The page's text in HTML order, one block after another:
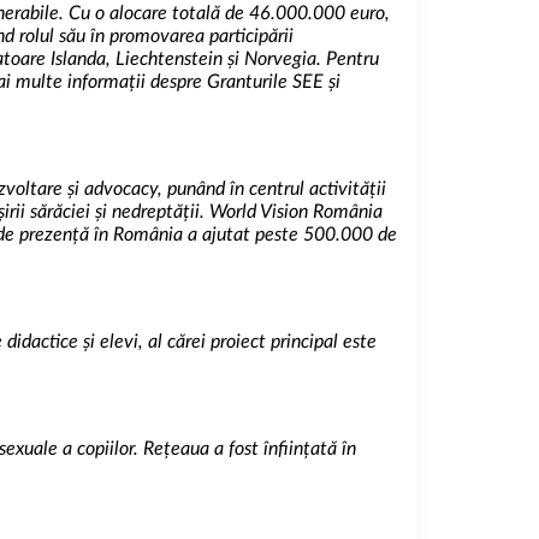
Cu o alocare totală de 46.000.000 euro,
rolul său în promovarea participării
Islanda, Liechtenstein și Norvegia. Pentru
multe informații despre Granturile SEE și
și advocacy, punând în centrul activității
sărăciei și nedreptății. World Vision România
prezență în România a ajutat peste 500.000 de
și elevi, al cărei proiect principal este
a copiilor. Rețeaua a fost înființată în